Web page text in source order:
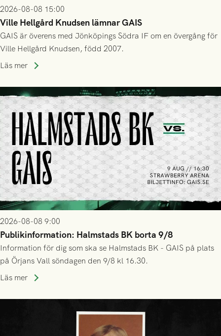
2026-08-08 15:00
Ville Hellgård Knudsen lämnar GAIS
GAIS är överens med Jönköpings Södra IF om en övergång för
Ville Hellgård Knudsen, född 2007.
Läs mer
2026-08-08 9:00
Publikinformation: Halmstads BK borta 9/8
Information för dig som ska se Halmstads BK - GAIS på plats
på Örjans Vall söndagen den 9/8 kl 16.30.
Läs mer